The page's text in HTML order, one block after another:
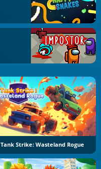
Tank Strike: Wasteland Rogue